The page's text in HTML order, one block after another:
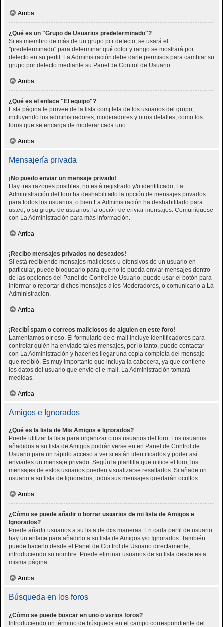
Arriba
¿Qué es un "Grupo de Usuarios predeterminado"?
Si es miembro de más de un grupo por defecto, se usará el
"predeterminado" para determinar qué color y rango se mostrará por
defecto en su perfil. La Administración debe darle permisos para cambiar su
grupo por defecto mediante su Panel de Control de Usuario.
Arriba
¿Qué es el enlace "El equipo"?
Esta página le provee de la lista completa de los usuarios del grupo,
incluyendo los administradores, moderadores y otros detalles, como los
foros que se encarga de moderar cada uno.
Arriba
Mensajería privada
¡No puedo enviar un mensaje privado!
Hay tres razones posibles; no está registrado y/o identificado, La
Administración del foro ha deshabilitado la opción de mensajes privados
para todos los usuarios, o bien La Administración ha deshabilitado para
usted, o su grupo de usuarios, la opción de enviar mensajes. Comuníquese
con La Administración para más información.
Arriba
¡Recibo mensajes privados no deseados!
Si está recibiendo mensajes maliciosos u ofensivos de un usuario en
particular, puede bloquearlo para que no le pueda enviar mensajes dentro
de las opciones del Panel de Control de Usuario, puede usar el botón para
informar o reportar dichos mensajes a los Moderadores, o comunicarlo a La
Administración.
Arriba
¡Recibí spam o correos maliciosos de alguien en este foro!
Lamentamos oír eso. El formulario de e-mail incluye identificadores para
controlar quién ha enviado tales mensajes, por lo tanto, puede contactar
con La Administración y hacerles llegar una copia completa del mensaje
que recibió. Es muy importante que incluya la cabecera, ya que contiene
los datos del usuario que envió el e-mail. La Administración tomará
medidas.
Arriba
Amigos e Ignorados
¿Qué es la lista de Mis Amigos e Ignorados?
Puede utilizar la lista para organizar otros usuarios del foro. Los usuarios
añadidos a su lista de Amigos podrán verse en en Panel de Control de
Usuario para un rápido acceso a ver si están identificados y poder así
enviarles un mensaje privado. Según la plantilla que utilice el foro, los
mensajes de estos usuarios pueden visualizarse resaltados. Si añade un
usuario a su lista de Ignorados, todos sus mensajes quedarán ocultos.
Arriba
¿Cómo se puede añadir o borrar usuarios de mi lista de Amigos e
Ignorados?
Puede añadir usuarios a su lista de dos maneras. En cada perfil de usuario
hay un enlace para añadirlo a su lista de Amigos y/o Ignorados. También
puede hacerlo desde el Panel de Control de Usuario directamente,
introduciendo su nombre. Puede eliminar usuarios de su lista desde esta
misma página.
Arriba
Búsqueda en los foros
¿Cómo se puede buscar en uno o varios foros?
Introduciendo un término de búsqueda en el campo correspondiente del